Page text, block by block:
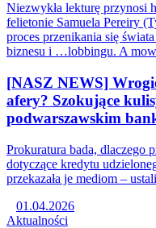
Niezwykła lekturę przynosi
felietonie Samuela Pereiry
proces przenikania się
biznesu i …lobbingu. A
[NASZ NEWS]
afery? Szokujące
podwarszawskim
Prokuratura bada, dlaczego
dotyczące kredytu
przekazała je mediom –
01.04.2026
Aktualności